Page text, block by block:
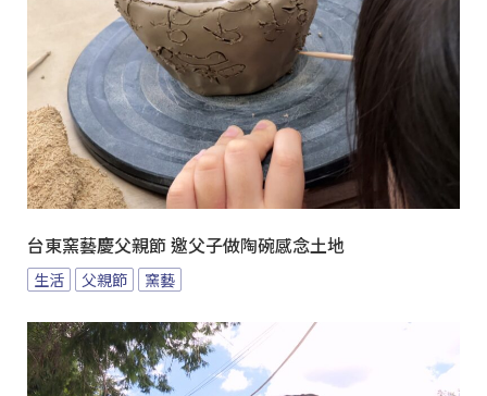
台東窯藝慶父親節 邀父子做陶碗感念土地
生活 父親節 窯藝